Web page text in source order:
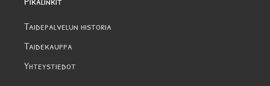
Taidepalvelun historia
Taidekauppa
Yhteystiedot